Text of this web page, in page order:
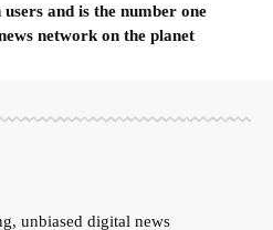
and is the number one
network on the planet
unbiased digital news